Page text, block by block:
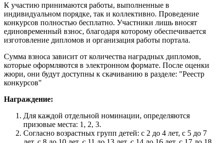
К участию принимаются работы, выполненные в
индивидуальном порядке, так и коллективно. Проведение
конкурсов полностью бесплатно. Участники лишь вносят
единовременный взнос, благодаря которому обеспечивается
изготовление дипломов и организация работы портала.
Сумма взноса зависит от количества наградных дипломов,
которые оформляются в электронном формате. После оценки
жюри, они будут доступны к скачиванию в разделе: "Реестр
конкурсов"
Награждение:
Для каждой отдельной номинации, определяются
призовые места: 1, 2, 3.
Согласно возрастных групп детей: с 2 до 4 лет, с 5 до 7